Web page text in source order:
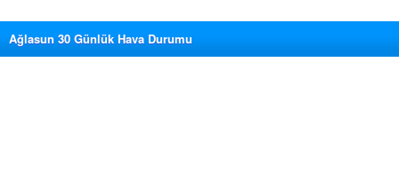
Ağlasun 30 Günlük Hava Durumu